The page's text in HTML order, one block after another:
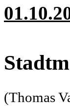
(Thomas